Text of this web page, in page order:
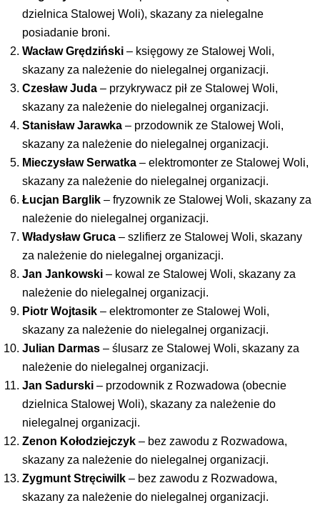
dzielnica Stalowej Woli), skazany za nielegalne
posiadanie broni.
Wacław Grędziński– księgowy ze Stalowej Woli,
skazany za należenie do nielegalnej organizacji.
Czesław Juda– przykrywacz pił ze Stalowej Woli,
skazany za należenie do nielegalnej organizacji.
Stanisław Jarawka– przodownik ze Stalowej Woli,
skazany za należenie do nielegalnej organizacji.
Mieczysław Serwatka– elektromonter ze Stalowej Woli,
skazany za należenie do nielegalnej organizacji.
Łucjan Barglik– fryzownik ze Stalowej Woli, skazany za
należenie do nielegalnej organizacji.
Władysław Gruca– szlifierz ze Stalowej Woli, skazany
za należenie do nielegalnej organizacji.
Jan Jankowski– kowal ze Stalowej Woli, skazany za
należenie do nielegalnej organizacji.
Piotr Wojtasik– elektromonter ze Stalowej Woli,
skazany za należenie do nielegalnej organizacji.
Julian Darmas– ślusarz ze Stalowej Woli, skazany za
należenie do nielegalnej organizacji.
Jan Sadurski– przodownik z Rozwadowa (obecnie
dzielnica Stalowej Woli), skazany za należenie do
nielegalnej organizacji.
Zenon Kołodziejczyk– bez zawodu z Rozwadowa,
skazany za należenie do nielegalnej organizacji.
Zygmunt Stręciwilk– bez zawodu z Rozwadowa,
skazany za należenie do nielegalnej organizacji.